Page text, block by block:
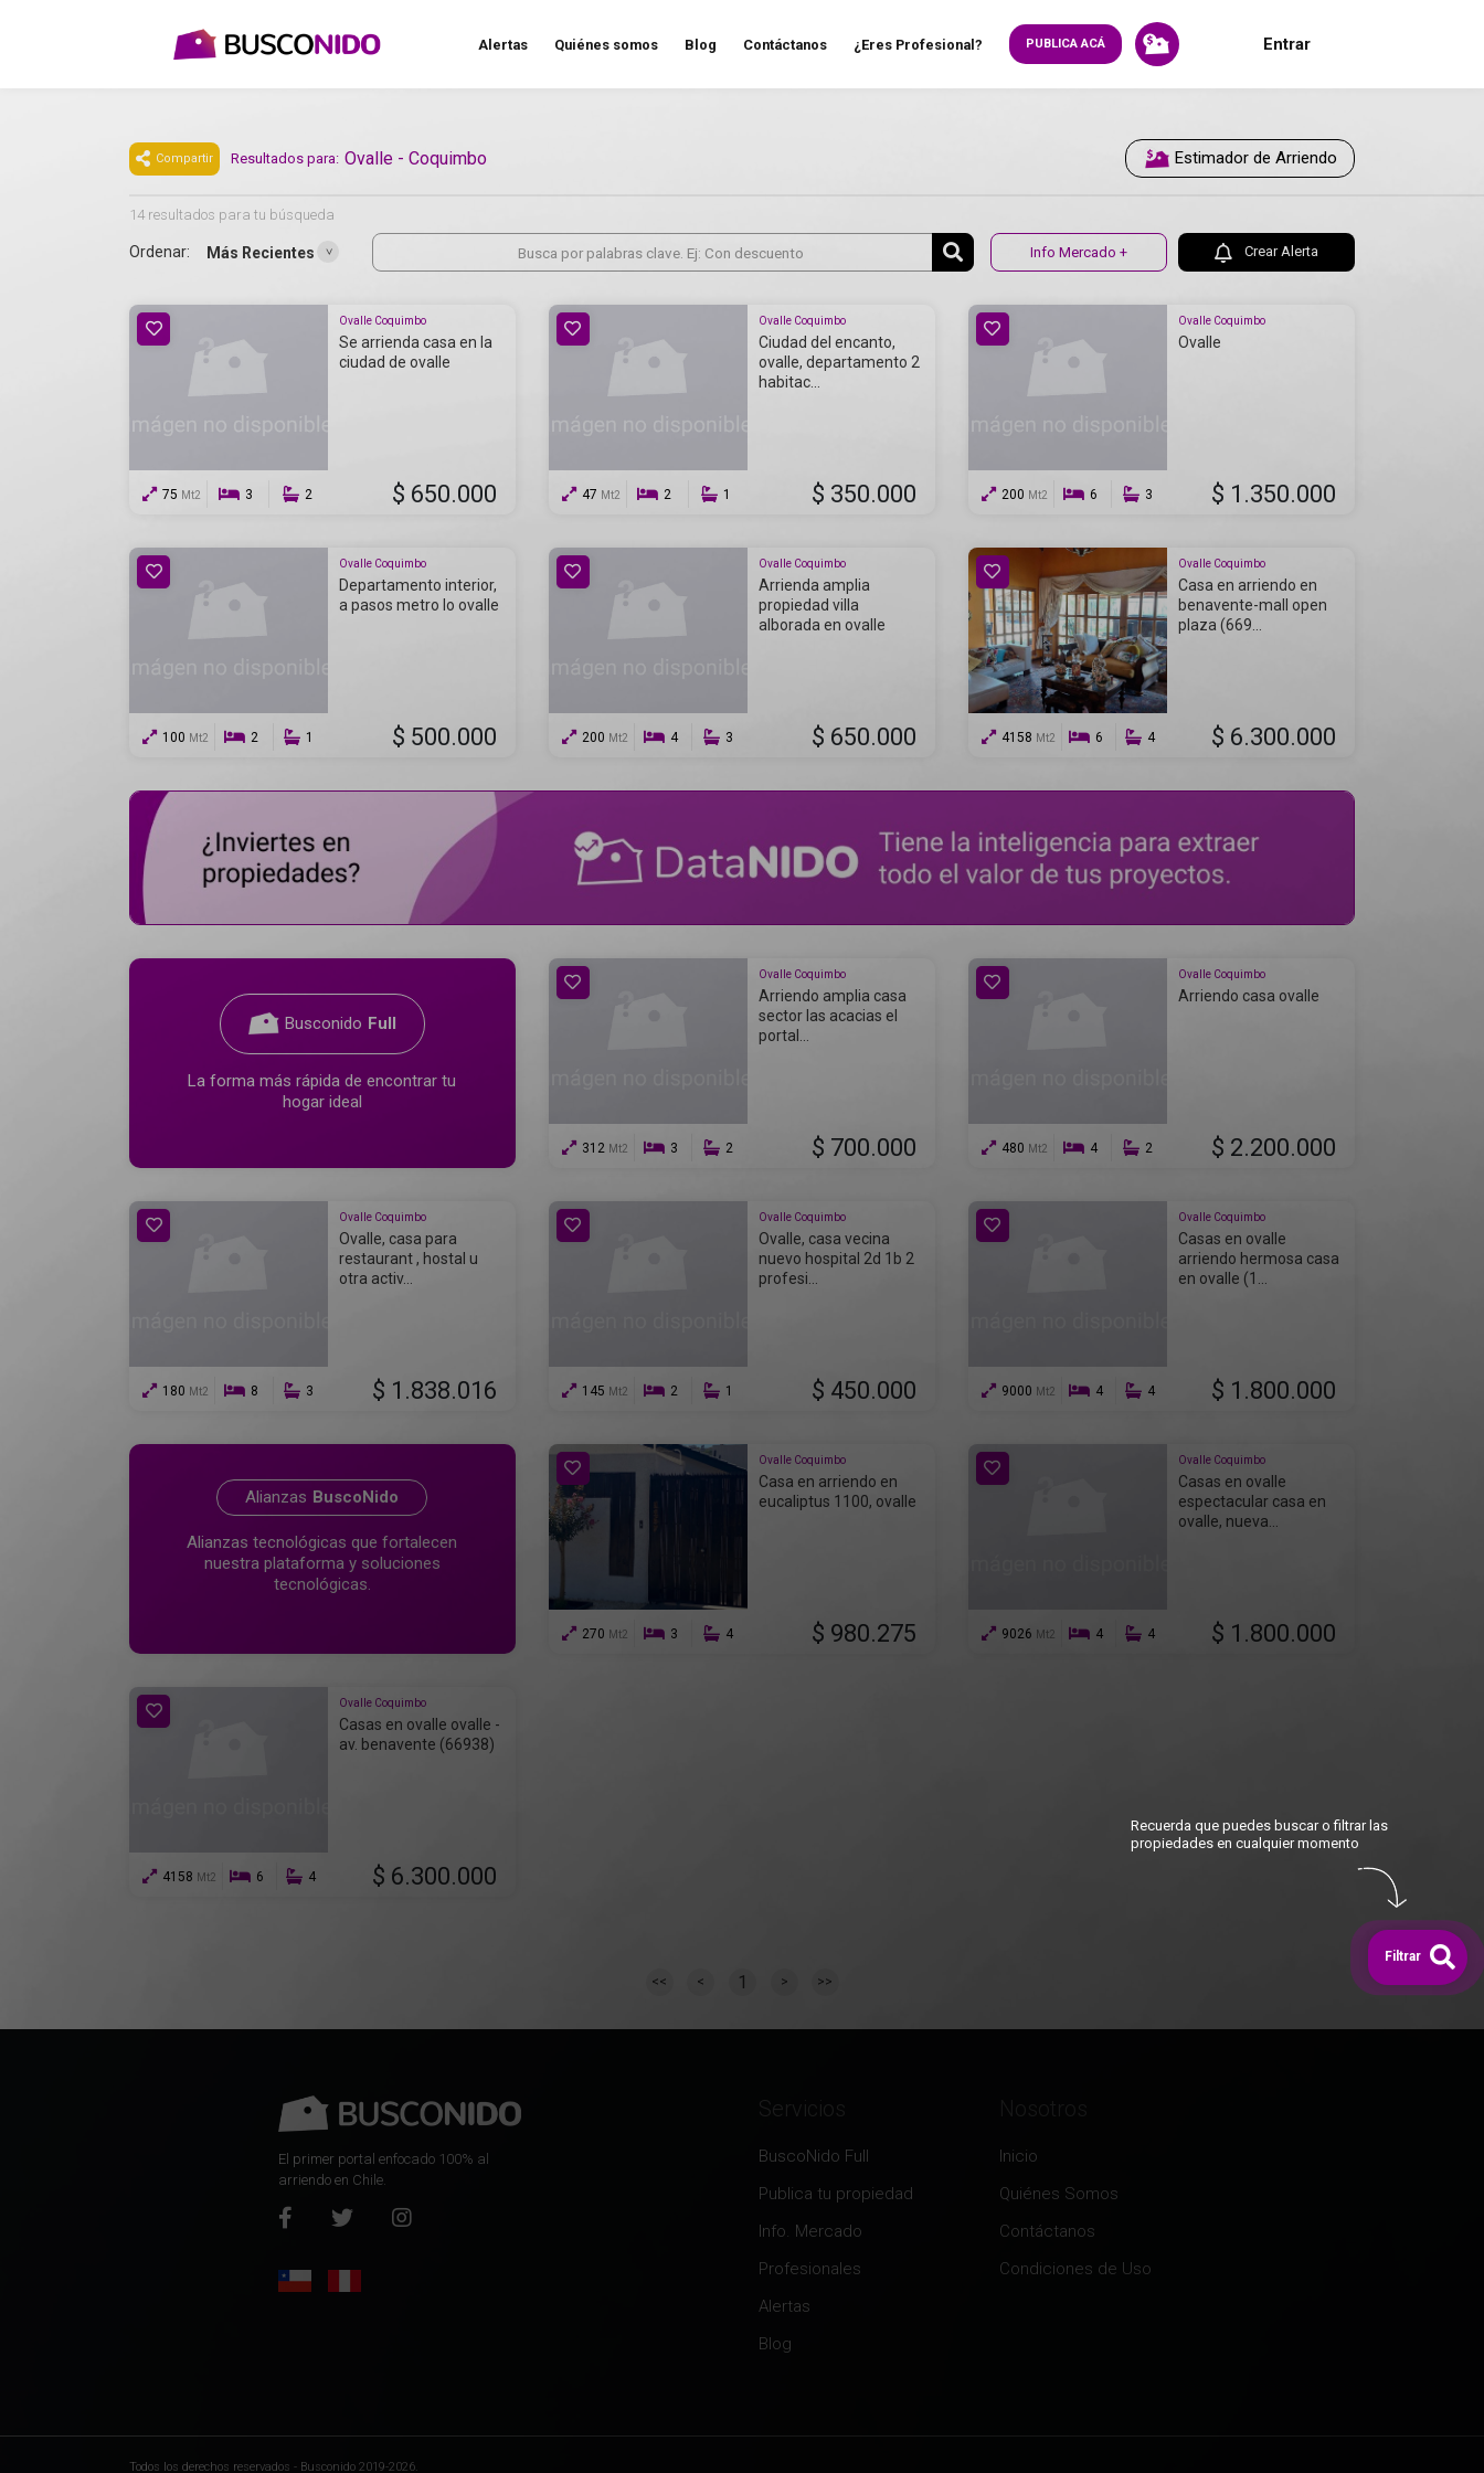
Alertas Quiénes somos Blog Contáctanos ¿Eres Profesional? PUBLICA ACÁ Entrar
Compartir Resultados para: Ovalle - Coquimbo Estimador de Arriendo
14 resultados para tu búsqueda
Ordenar: Más Recientes Info Mercado + Crear Alerta
Ovalle Coquimbo
Se arrienda casa en la
ciudad de ovalle
75 Mt2 3 2 $ 650.000
Ovalle Coquimbo
Ciudad del encanto,
ovalle, departamento 2
habitac...
47 Mt2 2 1 $ 350.000
Ovalle Coquimbo
Ovalle
200 Mt2 6 3 $ 1.350.000
Ovalle Coquimbo
Departamento interior,
a pasos metro lo ovalle
100 Mt2 2 1 $ 500.000
Ovalle Coquimbo
Arrienda amplia
propiedad villa
alborada en ovalle
200 Mt2 4 3 $ 650.000
Ovalle Coquimbo
Casa en arriendo en
benavente-mall open
plaza (669...
4158 Mt2 6 4 $ 6.300.000
Busconido Full
La forma más rápida de encontrar tu
hogar ideal
Ovalle Coquimbo
Arriendo amplia casa
sector las acacias el
portal...
312 Mt2 3 2 $ 700.000
Ovalle Coquimbo
Arriendo casa ovalle
480 Mt2 4 2 $ 2.200.000
Ovalle Coquimbo
Ovalle, casa para
restaurant , hostal u
otra activ...
180 Mt2 8 3 $ 1.838.016
Ovalle Coquimbo
Ovalle, casa vecina
nuevo hospital 2d 1b 2
profesi...
145 Mt2 2 1 $ 450.000
Ovalle Coquimbo
Casas en ovalle
arriendo hermosa casa
en ovalle (1...
9000 Mt2 4 4 $ 1.800.000
Alianzas BuscoNido
Alianzas tecnológicas que fortalecen
nuestra plataforma y soluciones
tecnológicas.
Ovalle Coquimbo
Casa en arriendo en
eucaliptus 1100, ovalle
270 Mt2 3 4 $ 980.275
Ovalle Coquimbo
Casas en ovalle
espectacular casa en
ovalle, nueva...
9026 Mt2 4 4 $ 1.800.000
Ovalle Coquimbo
Casas en ovalle ovalle -
av. benavente (66938)
4158 Mt2 6 4 $ 6.300.000
<< < 1 > >>
El primer portal enfocado 100% al
arriendo en Chile.
Servicios
BuscoNido Full
Publica tu propiedad
Info. Mercado
Profesionales
Alertas
Blog
Inicio
Quiénes Somos
Contáctanos
Condiciones de Uso
Todos los derechos reservados - Busconido 2019-2026.
Recuerda que puedes buscar o filtrar las
propiedades en cualquier momento
Filtrar